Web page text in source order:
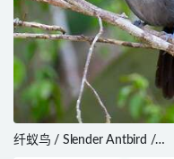
纤蚁鸟 / Slender Antbird /